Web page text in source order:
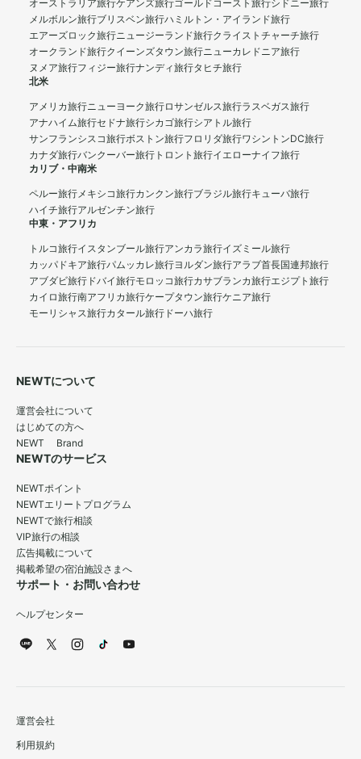
オーストラリア旅行ケアンズ旅行ゴールドコースト旅行シドニー旅行
メルボルン旅行ブリスベン旅行ハミルトン・アイランド旅行
エアーズロック旅行ニュージーランド旅行クライストチャーチ旅行
オークランド旅行クイーンズタウン旅行ニューカレドニア旅行
ヌメア旅行フィジー旅行ナンディ旅行タヒチ旅行
北米
アメリカ旅行ニューヨーク旅行ロサンゼルス旅行ラスベガス旅行
アナハイム旅行セドナ旅行シカゴ旅行シアトル旅行
サンフランシスコ旅行ボストン旅行フロリダ旅行ワシントンDC旅行
カナダ旅行バンクーバー旅行 トロント旅行イエローナイフ旅行
カリブ・中南米
ペルー旅行メキシコ旅行カンクン旅行ブラジル旅行キューバ旅行
ハイチ旅行アルゼンチン旅行
中東・アフリカ
トルコ旅行イスタンブール旅行アンカラ旅行イズミール旅行
カッパドキア旅行パムッカレ旅行ヨルダン旅行アラブ首長国連邦旅行
アブダビ旅行 ドバイ旅行モロッコ旅行カサブランカ旅行エジプト旅行
カイロ旅行南アフリカ旅行ケープタウン旅行ケニア旅行
モーリシャス旅行カタール旅行 ドーハ旅行
NEWTについて
運営会社について
はじめての方へ
NEWT Brand
NEWTのサービス
NEWTポイント
NEWTエリートプログラム
NEWTで旅行相談
VIP旅行の相談
広告掲載について
掲載希望の宿泊施設さまへ
サポート・お問い合わせ
ヘルプセンター
運営会社
利用規約